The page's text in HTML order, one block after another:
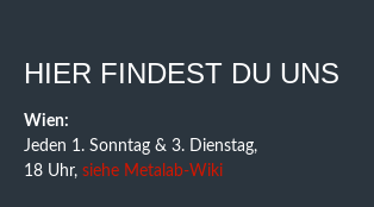
HIER FINDEST DU UNS
Wien:
Jeden 1. Sonntag & 3. Dienstag,
18 Uhr, siehe Metalab-Wiki